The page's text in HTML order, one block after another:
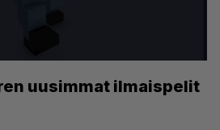
uusimmat ilmaispelit